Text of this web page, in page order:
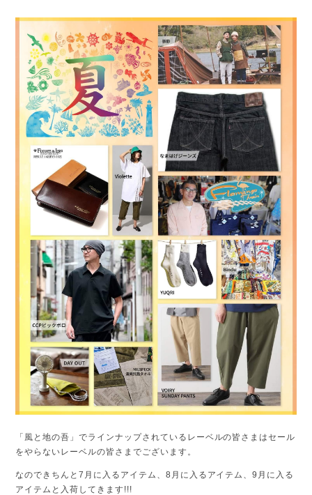
「風と地の吾」でラインナップされているレーベルの皆さまはセール
をやらないレーベルの皆さまでございます。
なのできちんと7月に入るアイテム、8月に入るアイテム、9月に入る
アイテムと入荷してきます!!!